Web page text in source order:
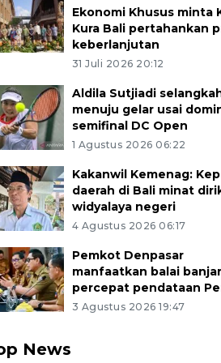
Ekonomi Khusus minta
Kura Bali pertahankan
keberlanjutan
31 Juli 2026 20:12
Aldila Sutjiadi
menuju gelar usai
semifinal DC Open
1 Agustus 2026 06:22
Kakanwil Kemenag:
daerah di Bali minat
widyalaya negeri
4 Agustus 2026 06:17
Pemkot Denpasar
manfaatkan balai banjar
percepat pendataan
3 Agustus 2026 19:47
News